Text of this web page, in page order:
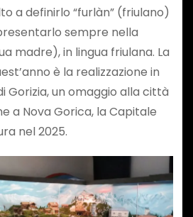
a definirlo “furlàn” (friulano)
sempre nella
madre), in lingua friulana. La
è la realizzazione in
Gorizia, un omaggio alla città
a Nova Gorica, la Capitale
nel 2025.